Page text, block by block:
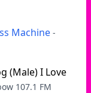
Machine -
(Male) I Love
107.1 FM